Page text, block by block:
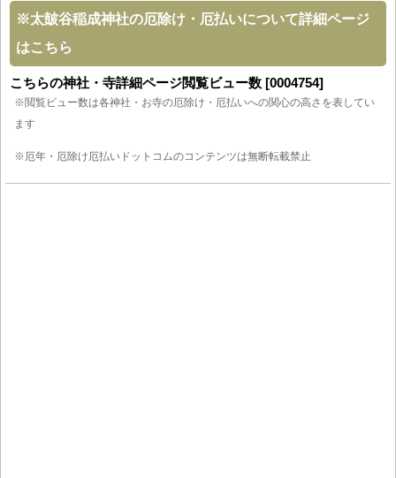
※太皷谷稲成神社の厄除け・厄払いについて詳細ページ
はこちら
こちらの神社・寺詳細ページ閲覧ビュー数 [0004754]
※閲覧ビュー数は各神社・お寺の厄除け・厄払いへの関心の高さを表してい
ます
※厄年・厄除け厄払いドットコムのコンテンツは無断転載禁止